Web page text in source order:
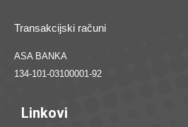
Transakcijski računi
ASA BANKA
134-101-03100001-92
Linkovi